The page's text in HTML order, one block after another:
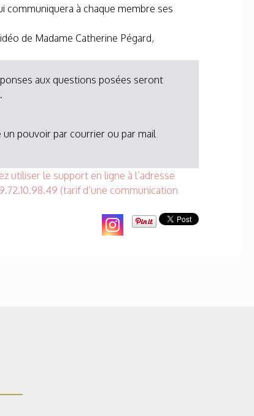
communiquera à chaque membre ses
de Madame Catherine Pégard,
aux questions posées seront
pouvoir par courrier ou par mail
utiliser le support en ligne à l’adresse
(tarif d’une communication